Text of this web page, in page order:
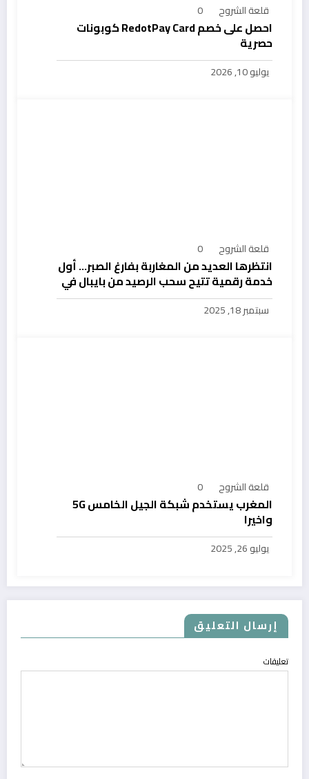
قلعة الشروح 0
احصل على خصم RedotPay Card كوبونات
حصرية
يوليو 10, 2026
قلعة الشروح 0
انتظرها العديد من المغاربة بفارغ الصبر… أول
خدمة رقمية تتيح سحب الرصيد من بايبال في
المغرب
سبتمبر 18, 2025
قلعة الشروح 0
المغرب يستخدم شبكة الجيل الخامس 5G
واخيرا
يوليو 26, 2025
إرسال التعليق
تعليقات